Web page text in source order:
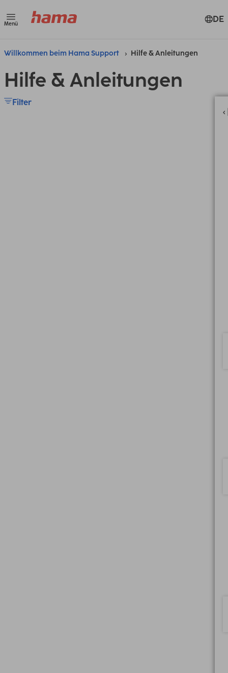
Menü DE
Willkommen beim Hama Support Hilfe & Anleitungen
Hilfe & Anleitungen
Filter